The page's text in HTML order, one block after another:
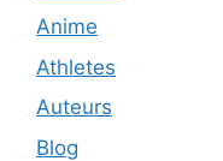
Anime
Athletes
Auteurs
Blog